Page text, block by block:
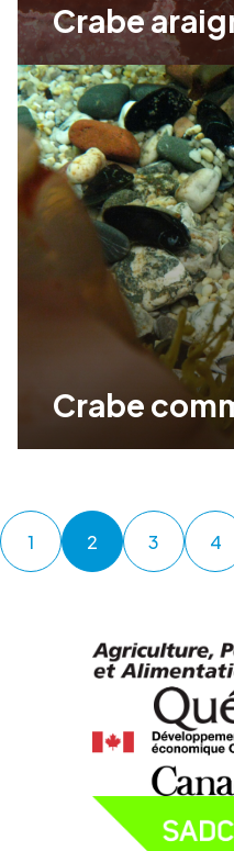
Crabe
Crabe
1 2 3 4